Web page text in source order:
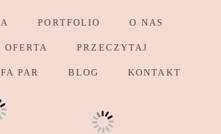
PORTFOLIO O NAS
OFERTA PRZECZYTAJ
PAR BLOG KONTAKT